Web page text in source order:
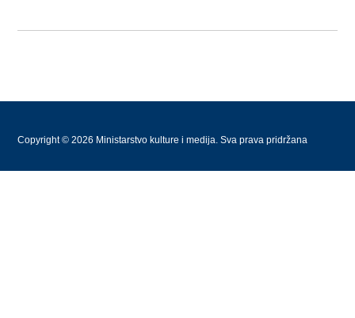
Copyright © 2026 Ministarstvo kulture i medija. Sva prava pridržana